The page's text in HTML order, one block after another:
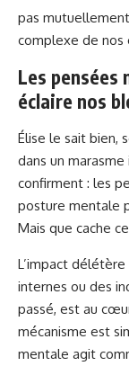
pas
complexe de nos
Les pensées
éclaire nos
Élise le sait bien,
dans un
confirment : les
posture mentale
Mais que cache
L’impact
internes ou des
passé, est au
mécanisme est
mentale agit